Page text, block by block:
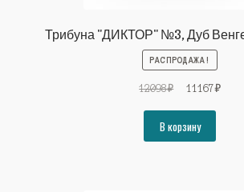
Трибуна "ДИКТОР" №3, Дуб
РАСПРОДАЖА!
12098₽
составляла
12098₽.
11167₽
В корзину